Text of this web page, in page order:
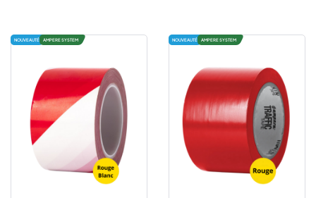
NOUVEAUTÉ AMPERE SYSTEM NOUVEAUTÉ AMPERE SYSTEM